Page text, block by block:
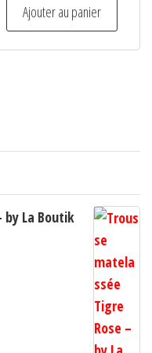
Ajouter au panier
by La Boutik